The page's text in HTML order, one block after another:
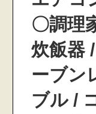
〇調理
炊飯器
ーブン
ブル /